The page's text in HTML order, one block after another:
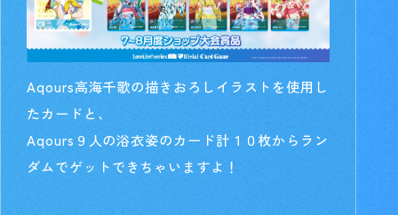
Aqours高海千歌の描きおろしイラストを使用し
たカードと、
Aqours９人の浴衣姿のカード計１０枚からラン
ダムでゲットできちゃいますよ！